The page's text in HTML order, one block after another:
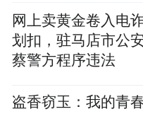
网上卖黄金卷入电
划扣，驻马店市公
蔡警方程序违法
盗香窃玉：我的青